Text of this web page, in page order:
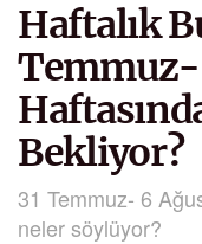
Haftalık
Temmuz-
Bekliyor?
31 Temmuz- 6
neler söylüyor?